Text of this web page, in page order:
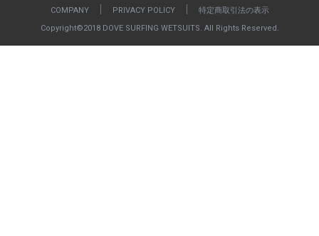
COMPANY PRIVACY POLICY
特定商取引法の表示
Copyright©2018 DOVE SURFING WETSUITS. All Rights Reserved.